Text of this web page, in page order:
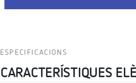
ESPECIFICACIONS
CARACTERÍSTIQUES